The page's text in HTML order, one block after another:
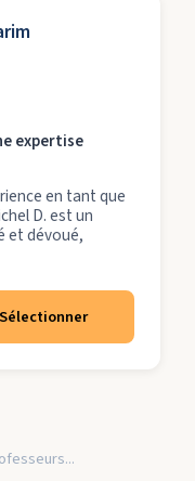
expertise
en tant que
D. est un
et dévoué,
Sélectionner